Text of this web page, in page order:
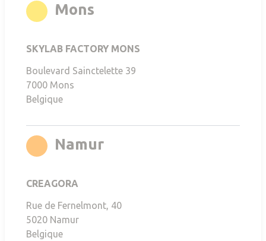
Mons
SKYLAB FACTORY MONS
Boulevard Sainctelette 39
7000 Mons
Belgique
Namurrgb(255,141,0)
CREAGORA
Rue de Fernelmont, 40
5020 Namur
Belgique